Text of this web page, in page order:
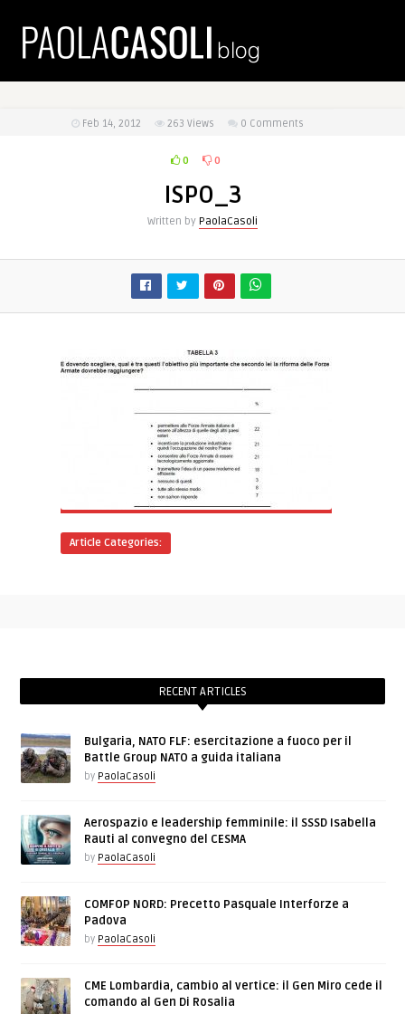
Feb 14, 2012 263 Views 0 Comments
0 0
ISPO_3
Written by PaolaCasoli
Article Categories:
RECENT ARTICLES
Bulgaria, NATO FLF: esercitazione a fuoco per il
Battle Group NATO a guida italiana
by PaolaCasoli
Aerospazio e leadership femminile: il SSSD Isabella
Rauti al convegno del CESMA
by PaolaCasoli
COMFOP NORD: Precetto Pasquale Interforze a
Padova
by PaolaCasoli
CME Lombardia, cambio al vertice: il Gen Miro cede il
comando al Gen Di Rosalia